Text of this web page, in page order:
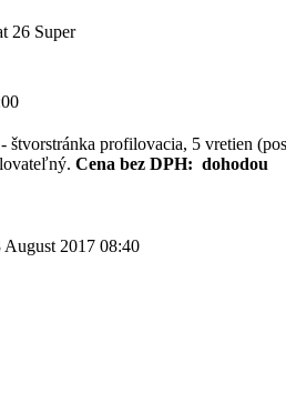
26 Super
- štvorstránka profilovacia, 5 vretien
Cena bez DPH: dohodou
August 2017 08:40